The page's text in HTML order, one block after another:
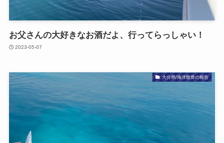
お父さんの​大好きな​お酒だよ、​行ってらっしゃい！
2023-05-07
大分県/海洋散骨の報告